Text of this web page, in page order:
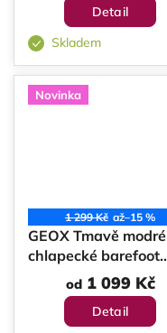
Detail
Skladem
Novinka
1 299 Kč až–15 %
GEOX Tmavě modré
chlapecké barefoot
tenisky Steppieup
od1 099 Kč
Detail